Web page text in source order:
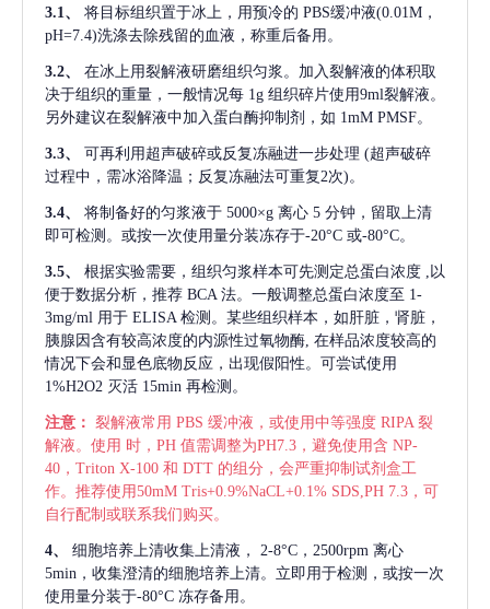
3.1、
将目标组织置于冰上，用预冷的 PBS缓冲液(0.01M，
pH=7.4)洗涤去除残留的血液，称重后备用。
3.2、
在冰上用裂解液研磨组织匀浆。加入裂解液的体积取
决于组织的重量，一般情况每 1g 组织碎片使用9ml裂解液。
另外建议在裂解液中加入蛋白酶抑制剂，如 1mM PMSF。
3.3、 可再利用超声破碎或反复冻融进一步处理 (超声破碎
过程中，需冰浴降温；反复冻融法可重复2次)。
3.4、 将制备好的匀浆液于 5000×g 离心 5 分钟，留取上清
即可检测。或按一次使用量分装冻存于-20°C 或-80°C。
3.5、 根据实验需要，组织匀浆样本可先测定总蛋白浓度 ,以
便于数据分析，推荐 BCA 法。一般调整总蛋白浓度至 1-
3mg/ml 用于 ELISA 检测。某些组织样本，如肝脏，肾脏，
胰腺因含有较高浓度的内源性过氧物酶, 在样品浓度较高的
情况下会和显色底物反应，出现假阳性。可尝试使用
1%H2O2 灭活 15min 再检测。
注意： 裂解液常用 PBS 缓冲液，或使用中等强度 RIPA 裂
解液。使用 时，PH 值需调整为PH7.3，避免使用含 NP-
40，Triton X-100 和 DTT 的组分，会严重抑制试剂盒工
作。推荐使用50mM Tris+0.9%NaCL+0.1% SDS,PH 7.3，可
自行配制或联系我们购买。
4、 细胞培养上清收集上清液，
2-8°C，2500rpm 离心
5min，收集澄清的细胞培养上清。立即用于检测，或按一次
使用量分装于-80°C 冻存备用。